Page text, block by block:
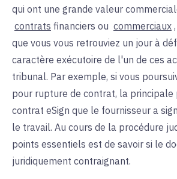
qui ont une grande valeur
contrats financiers ou commerciaux
que vous vous retrouviez un jour à
caractère exécutoire de l'un de ces
tribunal. Par exemple, si vous
pour rupture de contrat, la principale
contrat eSign que le fournisseur a
le travail. Au cours de la procédure
points essentiels est de savoir si le
juridiquement contraignant.